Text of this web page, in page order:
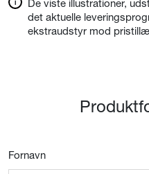
De viste illustrationer,
det aktuelle
ekstraudstyr mod
Fornavn